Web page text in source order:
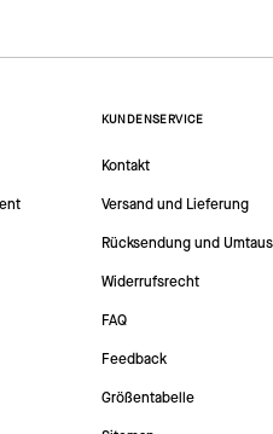
KUNDENSERVICE
Kontakt
Versand und Lieferung
Rücksendung und
Widerrufsrecht
FAQ
Feedback
Größentabelle